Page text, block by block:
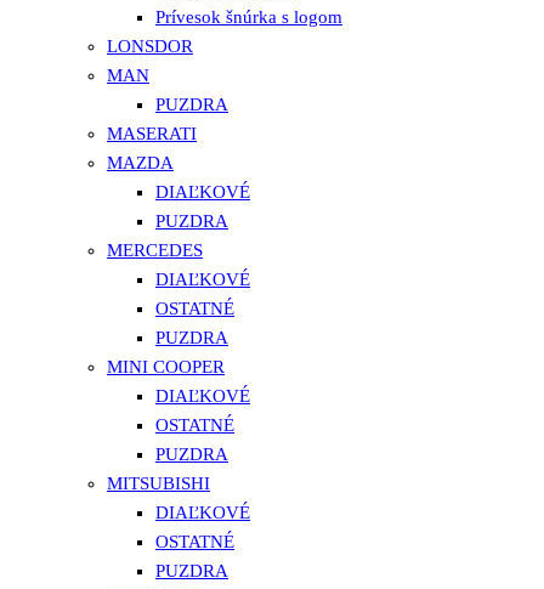
Prívesok šnúrka s logom
LONSDOR
MAN
PUZDRA
MASERATI
MAZDA
DIAĽKOVÉ
PUZDRA
MERCEDES
DIAĽKOVÉ
OSTATNÉ
PUZDRA
MINI COOPER
DIAĽKOVÉ
OSTATNÉ
PUZDRA
MITSUBISHI
DIAĽKOVÉ
OSTATNÉ
PUZDRA